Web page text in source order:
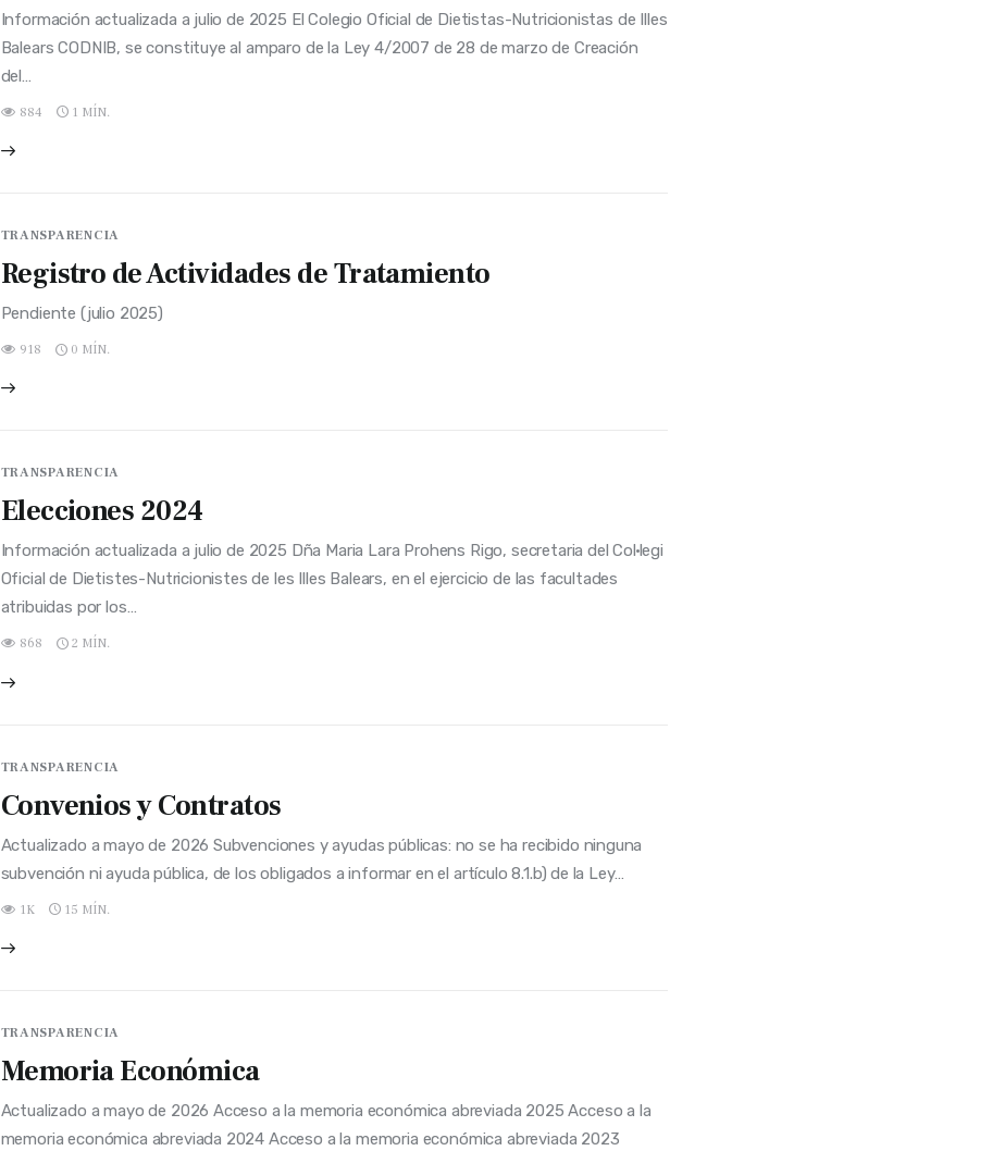
Información actualizada a julio de 2025 El Colegio Oficial de Dietistas-Nutricionistas de Illes
Balears CODNIB, se constituye al amparo de la Ley 4/2007 de 28 de marzo de Creación
del…
884 1 MÍN.
TRANSPARENCIA
Registro de Actividades de Tratamiento
Pendiente (julio 2025)
918 0 MÍN.
TRANSPARENCIA
Elecciones 2024
Información actualizada a julio de 2025 Dña Maria Lara Prohens Rigo, secretaria del Col·legi
Oficial de Dietistes-Nutricionistes de les Illes Balears, en el ejercicio de las facultades
atribuidas por los…
868 2 MÍN.
TRANSPARENCIA
Convenios y Contratos
Actualizado a mayo de 2026 Subvenciones y ayudas públicas: no se ha recibido ninguna
subvención ni ayuda pública, de los obligados a informar en el artículo 8.1.b) de la Ley…
1K 15 MÍN.
TRANSPARENCIA
Memoria Económica
Actualizado a mayo de 2026 Acceso a la memoria económica abreviada 2025 Acceso a la
memoria económica abreviada 2024 Acceso a la memoria económica abreviada 2023